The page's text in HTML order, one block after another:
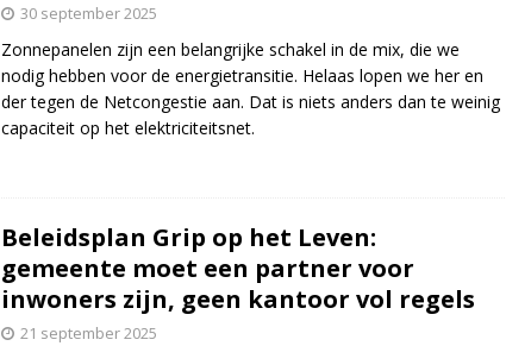
30 september 2025
Zonnepanelen zijn een belangrijke schakel in de mix, die we
nodig hebben voor de energietransitie. Helaas lopen we her en
der tegen de Netcongestie aan. Dat is niets anders dan te weinig
capaciteit op het elektriciteitsnet.
Beleidsplan Grip op het Leven:
gemeente moet een partner voor
inwoners zijn, geen kantoor vol regels
21 september 2025